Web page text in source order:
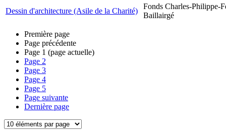
Dessin d'architecture (Asile de la Charité)
Fonds Charles-Philippe-
Baillairgé
Première page
Page précédente
Page 1 (page actuelle)
Page 2
Page 3
Page 4
Page 5
Page suivante
Dernière page